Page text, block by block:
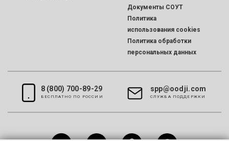
Документы СОУТ
Политика
использования cookies
Политика обработки
персональных данных
8 (800) 700-89-29
БЕСПЛАТНО ПО РОССИИ
spp@oodji.com
CЛУЖБА ПОДДЕРЖКИ